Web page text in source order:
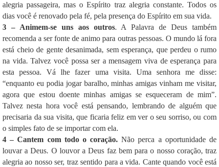
alegria passageira, mas o Espírito traz alegria constante. Todos os
dias você é renovado pela fé, pela presença do Espírito em sua vida.
3 – Animem-se uns aos outros. A Palavra de Deus também
recomenda a ser fonte de animo para outras pessoas. O mundo lá fora
está cheio de gente desanimada, sem esperança, que perdeu o rumo
na vida. Talvez você possa ser a mensagem viva de esperança para
esta pessoa. Vá lhe fazer uma visita. Uma senhora me disse:
“enquanto eu podia jogar baralho, minhas amigas vinham me visitar,
agora que estou doente minhas amigas se esqueceram de mim”.
Talvez nesta hora você está pensando, lembrando de alguém que
precisaria da sua visita, que ficaria feliz em ver o seu sorriso, ou com
o simples fato de se importar com ela.
4 – Cantem com todo o coração.Não perca a oportunidade de
louvar a Deus. O louvor a Deus faz bem para o nosso coração, traz
alegria ao nosso ser, traz sentido para a vida. Cante quando você está